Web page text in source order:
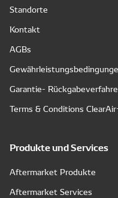
Standorte
Kontakt
AGBs
Garantie-
Terms & Conditions
Produkte und Services
Aftermarket Produkte
Aftermarket Services